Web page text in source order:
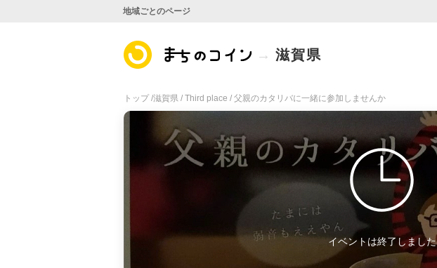
トップ /滋賀県 / Third place / 父親のカタリバに一緒に参加しませんか
イベントは終了しました
地域ごとのページ
滋賀県